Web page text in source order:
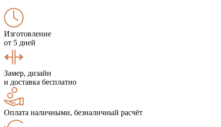
Изготовление
от 5 дней
Замер, дизайн
и доставка бесплатно
Оплата наличными, безналичный расчёт